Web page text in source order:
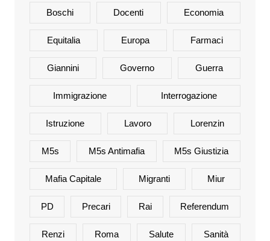
Boschi Docenti Economia
Equitalia Europa Farmaci
Giannini Governo Guerra
Immigrazione Interrogazione
Istruzione Lavoro Lorenzin
M5s M5s Antimafia M5s Giustizia
Mafia Capitale Migranti Miur
PD Precari Rai Referendum
Renzi Roma Salute Sanità